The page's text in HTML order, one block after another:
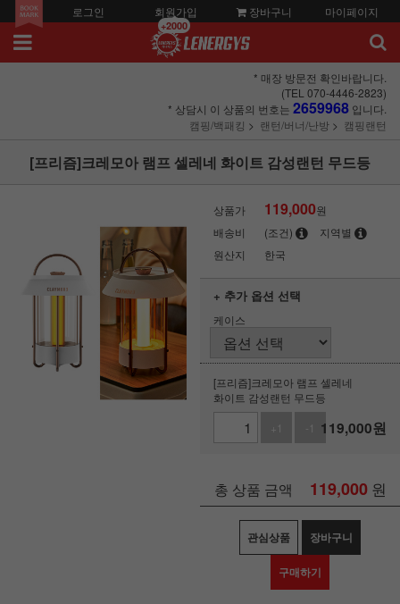
로그인 회원가입
+2000
장바구니 마이페이지
* 매장 방문전 확인바랍니다.
(TEL 070-4446-2823)
* 상담시 이 상품의 번호는 2659968 입니다.
캠핑/백패킹
랜턴/버너/난방 캠핑랜턴
[프리즘]크레모아 램프 셀레네 화이트 감성랜턴 무드등
상품가 119,000원
배송비
(조건)
지역별
원산지
한국
+ 추가 옵션 선택
케이스
[프리즘]크레모아 램프 셀레네
화이트 감성랜턴 무드등
+1
-1 119,000원
총 상품 금액 119,000 원
관심상품 장바구니
구매하기